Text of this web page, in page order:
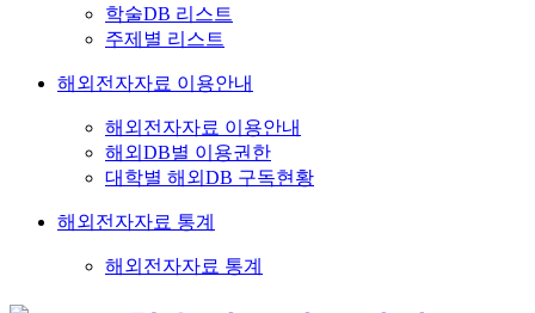
학술DB 리스트
주제별 리스트
해외전자자료 이용안내
해외전자자료 이용안내
해외DB별 이용권한
대학별 해외DB 구독현황
해외전자자료 통계
해외전자자료 통계